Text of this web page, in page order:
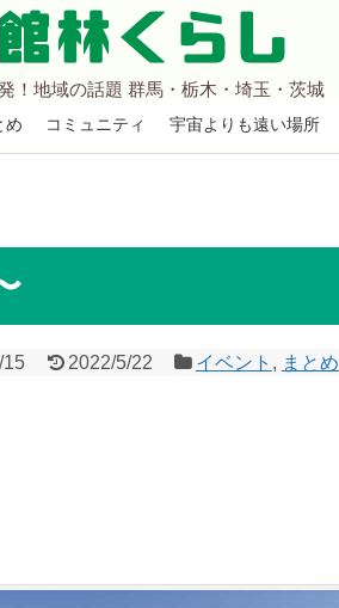
林くらし
！地域の話題 群馬・栃木・埼玉・茨城
め コミュニティ 宇宙よりも遠い場所
15 2022/5/22 イベント , まとめ